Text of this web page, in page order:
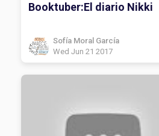
Booktuber:El diario Nikki
Sofía Moral García
Wed Jun 21 2017